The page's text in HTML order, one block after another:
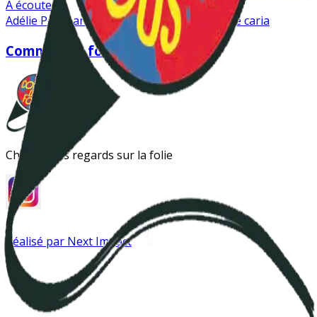
Instagram
A écouter
Adélie Pojzman-Pontayamélie koulanda aude caria
Comme des fous
Changer les regards sur la folie
Réalisé par Next Impact